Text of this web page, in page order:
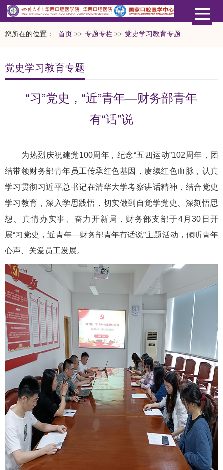
您所在的位置： 首页 >> 专题专栏 >> 党史学习教育专题
党史学习教育专题
“习”党史，“近”青年—财务部青年
有“话”说
为热烈庆祝建党100周年，纪念“五四运动”102周年，团
结带领财务部青年员工传承红色基因，赓续红色血脉，认真
学习贯彻习近平总书记在清华大学考察讲话精神，结合党史
学习教育，深入学思践悟，切实做到自觉学党史、深刻悟思
想、真情办实事、奋力开新局，财务部支部于4月30日开
展“习党史，近青年—财务部青年有话说”主题活动，倾听青年
心声、关爱员工发展。